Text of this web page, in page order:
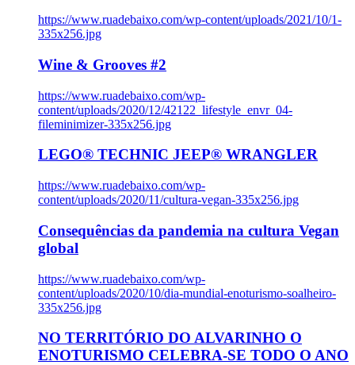
https://www.ruadebaixo.com/wp-content/uploads/2021/10/1-
335x256.jpg
Wine & Grooves #2
https://www.ruadebaixo.com/wp-
content/uploads/2020/12/42122_lifestyle_envr_04-
fileminimizer-335x256.jpg
LEGO® TECHNIC JEEP® WRANGLER
https://www.ruadebaixo.com/wp-
content/uploads/2020/11/cultura-vegan-335x256.jpg
Consequências da pandemia na cultura Vegan
global
https://www.ruadebaixo.com/wp-
content/uploads/2020/10/dia-mundial-enoturismo-soalheiro-
335x256.jpg
NO TERRITÓRIO DO ALVARINHO O
ENOTURISMO CELEBRA-SE TODO O ANO